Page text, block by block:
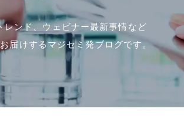
レンド、ウェビナー最新事情など
届けするマジセミ発ブログです。